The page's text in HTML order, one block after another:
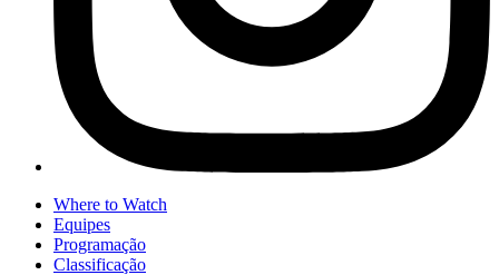
Where to Watch
Equipes
Programação
Classificação